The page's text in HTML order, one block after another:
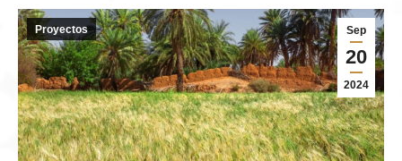
Sep
20
2024
Proyectos